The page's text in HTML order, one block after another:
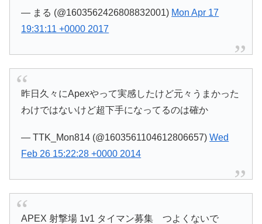
— まる (@1603562426808832001) Mon Apr 17
19:31:11 +0000 2017
昨日久々にApexやって実感したけど元々うまかった
わけではないけど超下手になってるのは確か
— TTK_Mon814 (@1603561104612806657)Wed
Feb 26 15:22:28 +0000 2014
APEX 射撃場 1v1 タイマン募集 つよくないで